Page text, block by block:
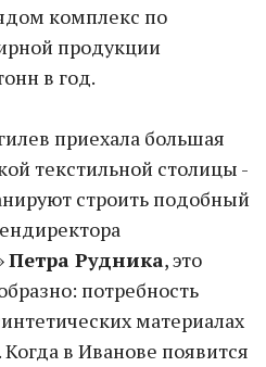
комплекс по
продукции
в год.
приехала большая
текстильной столицы -
строить подобный
Петра Рудника, это
потребность
материалах
в Иванове появится